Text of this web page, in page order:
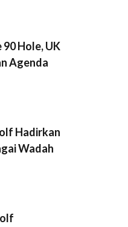
Hole, UK
Agenda
Hadirkan
Wadah